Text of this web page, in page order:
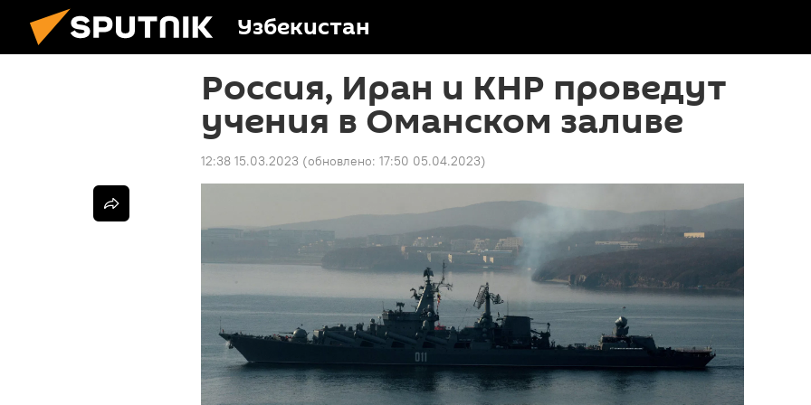
Узбекистан
Россия, Иран и КНР проведут
учения в Оманском заливе
12:38 15.03.2023 (обновлено: 17:50 05.04.2023)